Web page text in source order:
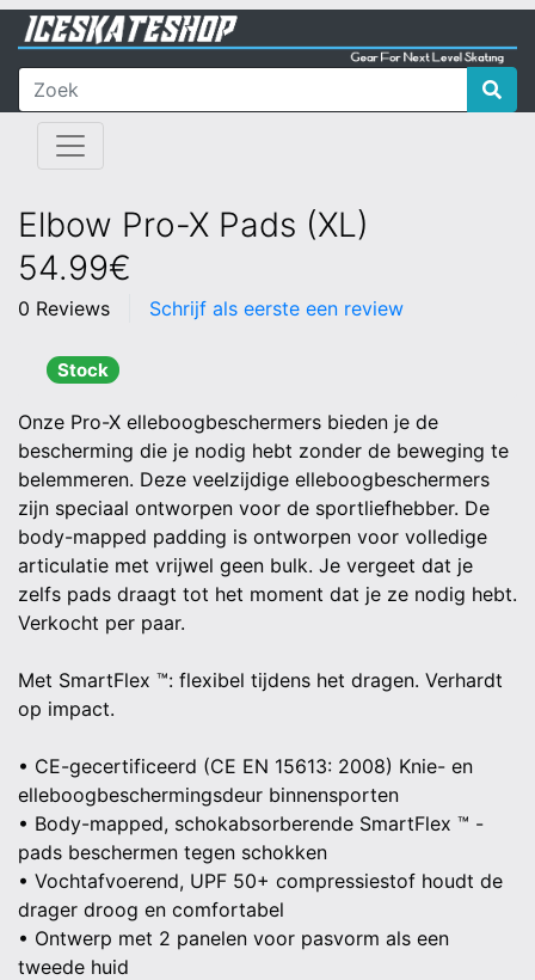
Elbow Pro-X Pads (XL)
54.99€
0 Reviews Schrijf als eerste een review
Stock
Onze Pro-X elleboogbeschermers bieden je de
bescherming die je nodig hebt zonder de beweging te
belemmeren. Deze veelzijdige elleboogbeschermers
zijn speciaal ontworpen voor de sportliefhebber. De
body-mapped padding is ontworpen voor volledige
articulatie met vrijwel geen bulk. Je vergeet dat je
zelfs pads draagt ​​tot het moment dat je ze nodig hebt.
Verkocht per paar.
Met SmartFlex ™: flexibel tijdens het dragen. Verhardt
op impact.
• CE-gecertificeerd (CE EN 15613: 2008) Knie- en
elleboogbeschermingsdeur binnensporten
• Body-mapped, schokabsorberende SmartFlex ™ -
pads beschermen tegen schokken
• Vochtafvoerend, UPF 50+ compressiestof houdt de
drager droog en comfortabel
• Ontwerp met 2 panelen voor pasvorm als een
tweede huid